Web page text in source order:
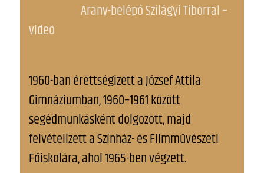
Arany-belépő Szilágyi Tiborral –
videó
1960-ban érettségizett a József Attila
Gimnáziumban, 1960–1961 között
segédmunkásként dolgozott, majd
felvételizett a Színház- és Filmművészeti
Főiskolára, ahol 1965-ben végzett.